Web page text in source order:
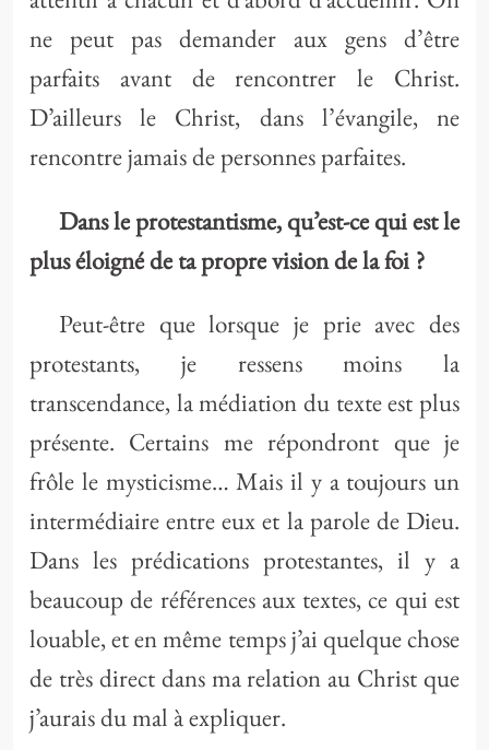
ne peut pas demander aux gens d’être
parfaits avant de rencontrer le Christ.
D’ailleurs le Christ, dans l’évangile, ne
rencontre jamais de personnes parfaites.
Dans le protestantisme, qu’est-ce qui est le
plus éloigné de ta propre vision de la foi ?
Peut-être que lorsque je prie avec des
protestants, je ressens moins la
transcendance, la médiation du texte est plus
présente. Certains me répondront que je
frôle le mysticisme… Mais il y a toujours un
intermédiaire entre eux et la parole de Dieu.
Dans les prédications protestantes, il y a
beaucoup de références aux textes, ce qui est
louable, et en même temps j’ai quelque chose
de très direct dans ma relation au Christ que
j’aurais du mal à expliquer.